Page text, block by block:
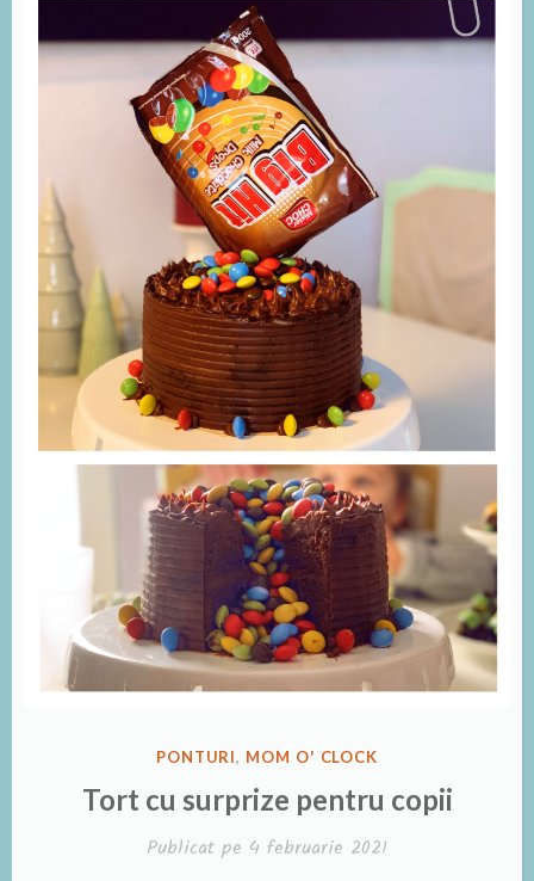
PUBLICAT
PONTURI, MOM O' CLOCK
Tort cu surprize pentru copii
Publicat pe 4 februarie 2021